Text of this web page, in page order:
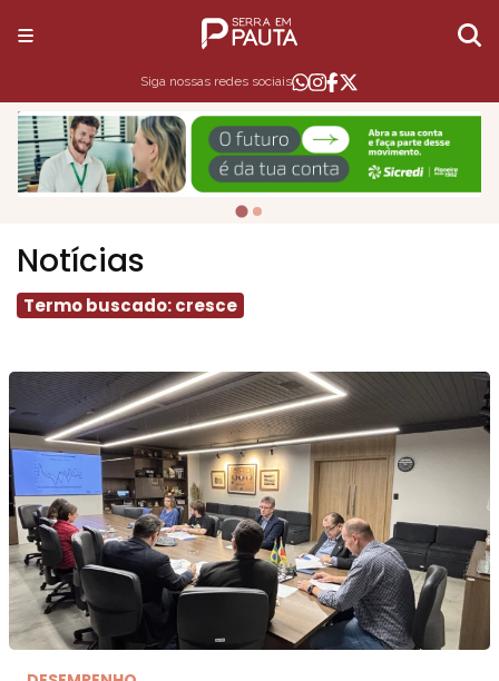
Siga nossas redes sociais
Notícias
Termo buscado: cresce